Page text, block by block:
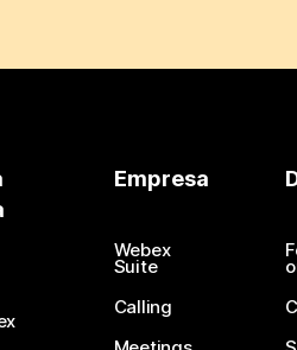
Empresa
Webex
Suite
Calling